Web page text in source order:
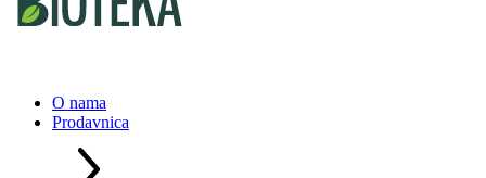
O nama
Prodavnica